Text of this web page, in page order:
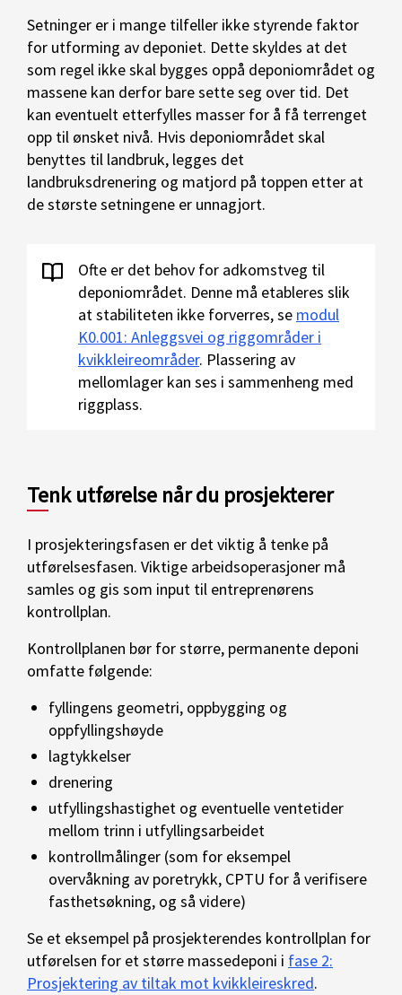
Setninger er i mange tilfeller ikke styrende faktor
for utforming av deponiet. Dette skyldes at det
som regel ikke skal bygges oppå deponiområdet og
massene kan derfor bare sette seg over tid. Det
kan eventuelt etterfylles masser for å få terrenget
opp til ønsket nivå. Hvis deponiområdet skal
benyttes til landbruk, legges det
landbruksdrenering og matjord på toppen etter at
de største setningene er unnagjort.
Ofte er det behov for adkomstveg til
deponiområdet. Denne må etableres slik
at stabiliteten ikke forverres, se modul
K0.001: Anleggsvei og riggområder i
kvikkleireområder. Plassering av
mellomlager kan ses i sammenheng med
riggplass.
Tenk utførelse når du prosjekterer
I prosjekteringsfasen er det viktig å tenke på
utførelsesfasen. Viktige arbeidsoperasjoner må
samles og gis som input til entreprenørens
kontrollplan.
Kontrollplanen bør for større, permanente deponi
omfatte følgende:
fyllingens geometri, oppbygging og
oppfyllingshøyde
lagtykkelser
drenering
utfyllingshastighet og eventuelle ventetider
mellom trinn i utfyllingsarbeidet
kontrollmålinger (som for eksempel
overvåkning av poretrykk, CPTU for å verifisere
fasthetsøkning, og så videre)
Se et eksempel på prosjekterendes kontrollplan for
utførelsen for et større massedeponi i fase 2:
Prosjektering av tiltak mot kvikkleireskred.